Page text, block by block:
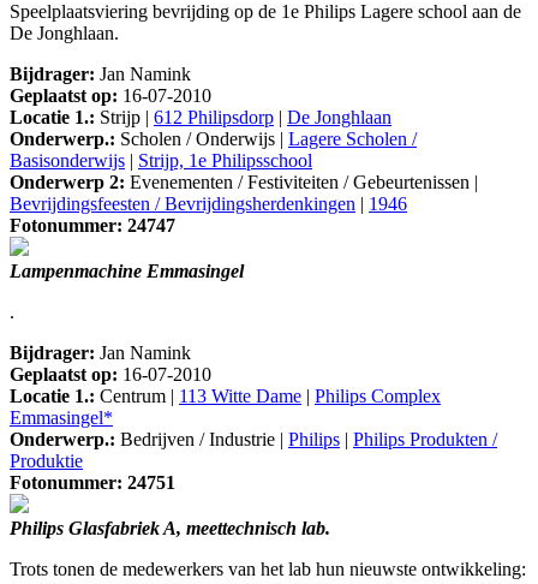
Speelplaatsviering bevrijding op de 1e Philips Lagere school aan de
De Jonghlaan.
Bijdrager: Jan Namink
Geplaatst op: 16-07-2010
Locatie 1.: Strijp | 612 Philipsdorp | De Jonghlaan
Onderwerp.: Scholen / Onderwijs | Lagere Scholen /
Basisonderwijs | Strijp, 1e Philipsschool
Onderwerp 2: Evenementen / Festiviteiten / Gebeurtenissen |
Bevrijdingsfeesten / Bevrijdingsherdenkingen | 1946
Fotonummer: 24747
Lampenmachine Emmasingel
.
Bijdrager: Jan Namink
Geplaatst op: 16-07-2010
Locatie 1.: Centrum | 113 Witte Dame | Philips Complex
Emmasingel*
Onderwerp.: Bedrijven / Industrie | Philips | Philips Produkten /
Produktie
Fotonummer: 24751
Philips Glasfabriek A, meettechnisch lab.
Trots tonen de medewerkers van het lab hun nieuwste ontwikkeling: